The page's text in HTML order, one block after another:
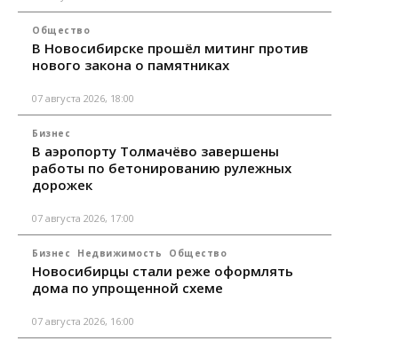
Общество
В Новосибирске прошёл митинг против
нового закона о памятниках
07 августа 2026, 18:00
Бизнес
В аэропорту Толмачёво завершены
работы по бетонированию рулежных
дорожек
07 августа 2026, 17:00
Бизнес Недвижимость Общество
Новосибирцы стали реже оформлять
дома по упрощенной схеме
07 августа 2026, 16:00